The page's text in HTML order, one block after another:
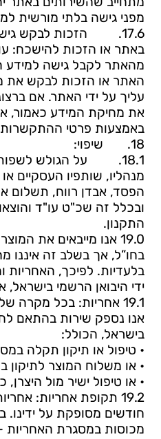
מפני גישה בלתי מורשית
17.6.
הזכות לבקש
באתר או הזכות להישכח:
מהאתר לקבל גישה למידע
האתר או הזכות לבקש את
עליך על ידי האתר. אם
את מחיקת המידע כאמור,
באמצעות פרטי
18.
שיפוי:
18.1.
על הגולש
מנהליו, שותפיו העסקיים
הפסד, אבדן רווח, תשלום
ובכלל זה שכ"ט עו"ד
התקנון.
19.0 אנו מייבאים את
בחו”ל, אך בשלב זה איננו
בלעדיות. לפיכך, האחריות
ידי היבואן הרשמי בישראל,
19.1 אחריות: בכל מקרה
אנו נספק שירות בהתאם
בישראל, הכולל:
• טיפול או תיקון תקלה
• או משלוח המוצר
• או טיפול ישיר מול
חודשים מסופקת על
מכוסות במסגרת האחריות